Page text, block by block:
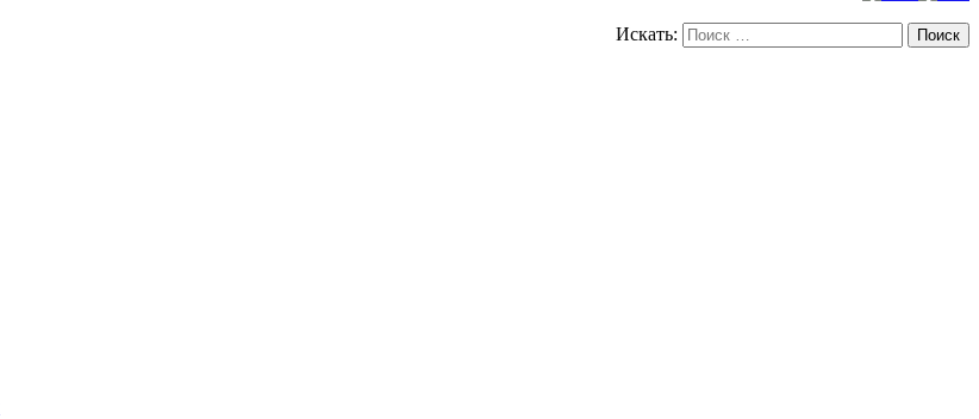
Искать: